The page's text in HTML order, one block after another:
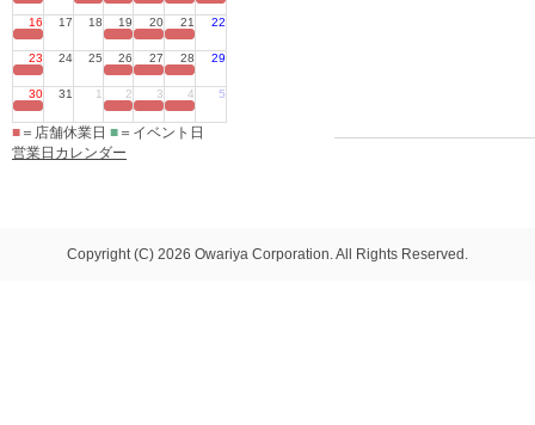
16 17 18 19 20 21 22
23 24 25 26 27 28 29
30 31 1 2 3 4 5
■ ＝店舗休業日 ■ ＝イベント日
営業日カレンダー
Copyright (C) 2026 Owariya Corporation. All Rights Reserved.